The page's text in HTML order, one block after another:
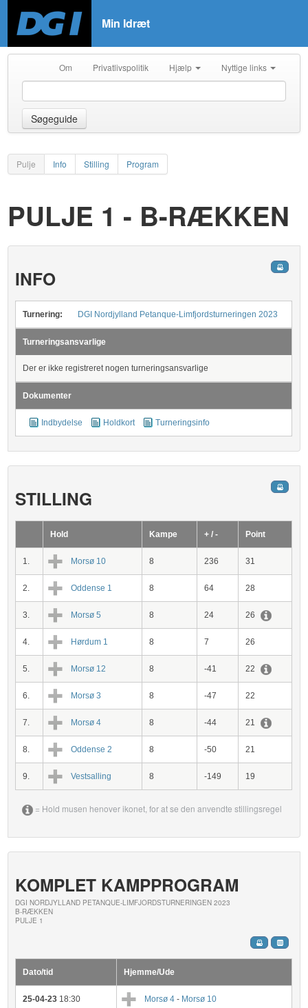
Min Idræt
Om Privatlivspolitik Hjælp Nyttige links
Søgeguide
Pulje Info Stilling Program
PULJE 1 - B-RÆKKEN
INFO
Turnering: DGI Nordjylland Petanque-Limfjordsturneringen 2023
Turneringsansvarlige
Der er ikke registreret nogen turneringsansvarlige
Dokumenter
Indbydelse Holdkort Turneringsinfo
STILLING
Hold Kampe + / - Point
1. Morsø 10 8 236 31
2. Oddense 1 8 64 28
3. Morsø 5 8 24 26
4. Hørdum 1 8 7 26
5. Morsø 12 8 -41 22
6. Morsø 3 8 -47 22
7. Morsø 4 8 -44 21
8. Oddense 2 8 -50 21
9. Vestsalling 8 -149 19
= Hold musen henover ikonet, for at se den anvendte stillingsregel
KOMPLET KAMPPROGRAM
DGI NORDJYLLAND PETANQUE-LIMFJORDSTURNERINGEN 2023
B-RÆKKEN
PULJE 1
Dato/tid Hjemme/Ude
25-04-23 18:30 Morsø 4- Morsø 10